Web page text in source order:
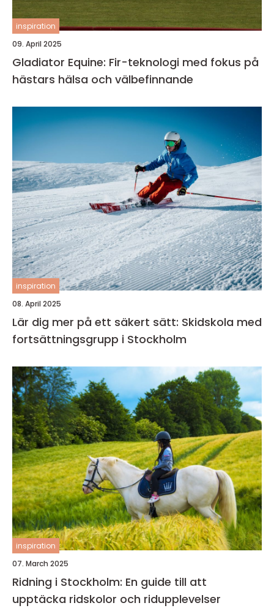
inspiration
09. April 2025
Gladiator Equine: Fir-teknologi med fokus på
hästars hälsa och välbefinnande
inspiration
08. April 2025
Lär dig mer på ett säkert sätt: Skidskola med
fortsättningsgrupp i Stockholm
inspiration
07. March 2025
Ridning i Stockholm: En guide till att
upptäcka ridskolor och ridupplevelser